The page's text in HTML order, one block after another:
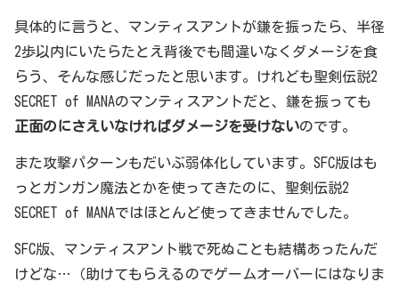
具体的に言うと、マンティスアントが鎌を振ったら、半径
2歩以内にいたらたとえ背後でも間違いなくダメージを食
らう、そんな感じだったと思います。けれども聖剣伝説2
SECRET of MANAのマンティスアントだと、鎌を振っても
正面のにさえいなければダメージを受けないのです。
また攻撃パターンもだいぶ弱体化しています。SFC版はも
っとガンガン魔法とかを使ってきたのに、聖剣伝説2
SECRET of MANAではほとんど使ってきませんでした。
SFC版、マンティスアント戦で死ぬことも結構あったんだ
けどな…（助けてもらえるのでゲームオーバーにはなりま